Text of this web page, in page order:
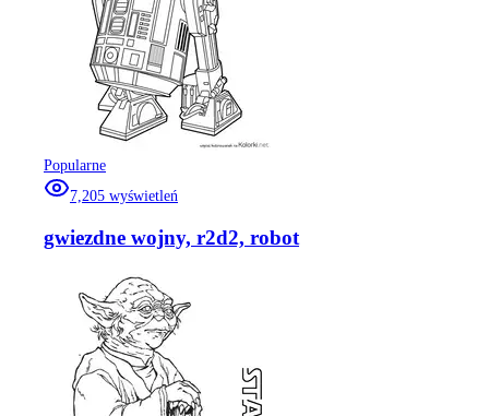
Popularne
7,205 wyświetleń
gwiezdne wojny, r2d2, robot